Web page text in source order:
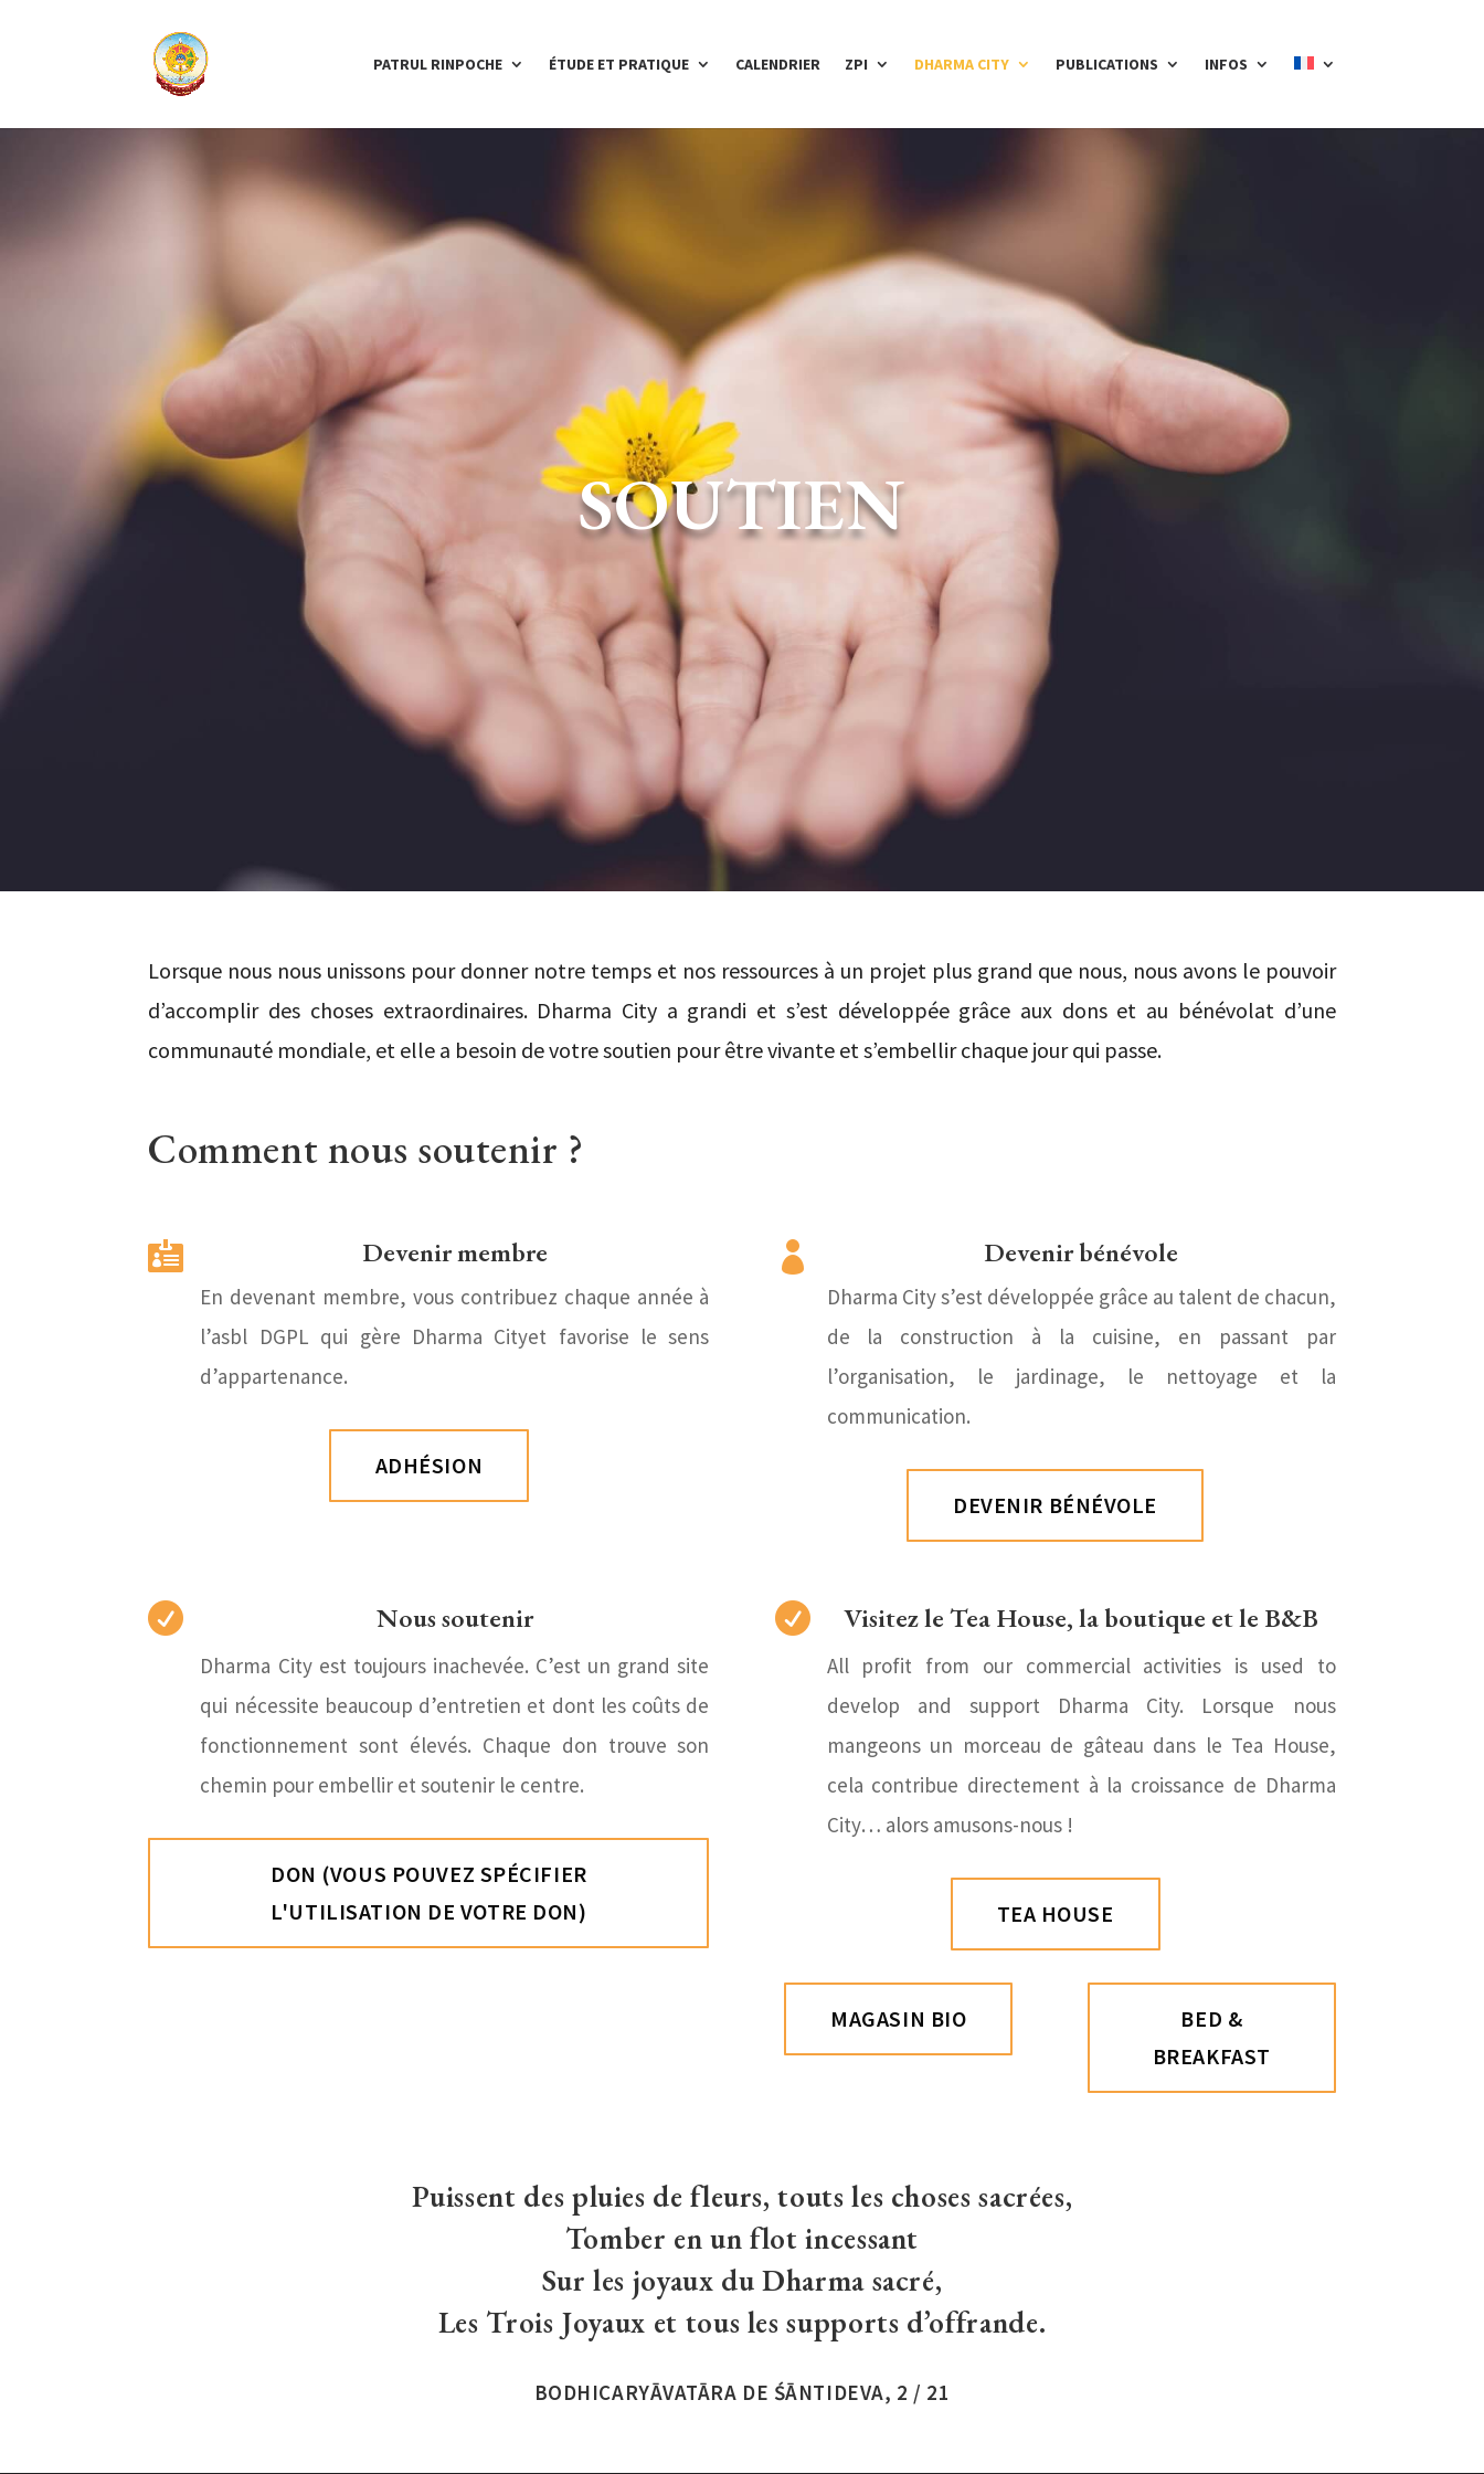
PATRUL RINPOCHE ÉTUDE ET PRATIQUE CALENDRIER ZPI DHARMA CITY PUBLICATIONS INFOS
SOUTIEN
Lorsque nous nous unissons pour donner notre temps et nos ressources à un projet plus grand que nous, nous avons le pouvoir
d’accomplir des choses extraordinaires. Dharma City a grandi et s’est développée grâce aux dons et au bénévolat d’une
communauté mondiale, et elle a besoin de votre soutien pour être vivante et s’embellir chaque jour qui passe.
Comment nous soutenir ?
 Devenir membre
En devenant membre, vous contribuez chaque année à
l’asbl DGPL qui gère Dharma Cityet favorise le sens
d’appartenance.
ADHÉSION
 Devenir bénévole
Dharma City s’est développée grâce au talent de chacun,
de la construction à la cuisine, en passant par
l’organisation, le jardinage, le nettoyage et la
communication.
DEVENIR BÉNÉVOLE
 Nous soutenir
Dharma City est toujours inachevée. C’est un grand site
qui nécessite beaucoup d’entretien et dont les coûts de
fonctionnement sont élevés. Chaque don trouve son
chemin pour embellir et soutenir le centre.
DON (VOUS POUVEZ SPÉCIFIER
L'UTILISATION DE VOTRE DON)
 Visitez le Tea House, la boutique et le B&B
All profit from our commercial activities is used to
develop and support Dharma City. Lorsque nous
mangeons un morceau de gâteau dans le Tea House,
cela contribue directement à la croissance de Dharma
City… alors amusons-nous !
TEA HOUSE
MAGASIN BIO
BED &
BREAKFAST
Puissent des pluies de fleurs, touts les choses sacrées,
Tomber en un flot incessant
Sur les joyaux du Dharma sacré,
Les Trois Joyaux et tous les supports d’offrande.
BODHICARYĀVATĀRA DE ŚĀNTIDEVA, 2 / 21